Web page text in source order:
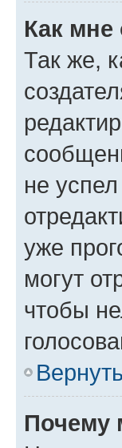
Как мне
Так же,
не
уже
могут
чтобы
Почему